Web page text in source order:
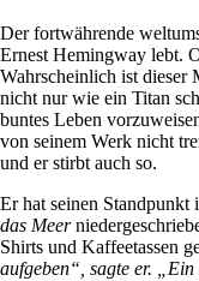
Der fortwährende
Ernest Hemingway lebt.
Wahrscheinlich ist dieser
nicht nur wie ein Titan
buntes Leben
von seinem Werk nicht
und er stirbt auch so.
Er hat seinen
das Meer
Shirts und Kaffeetassen
aufgeben“, sagte er.